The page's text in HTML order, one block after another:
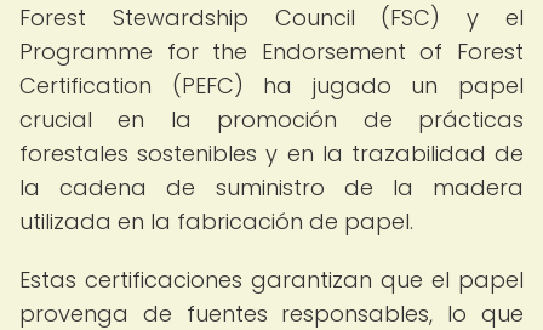
Forest Stewardship Council (FSC) y el
Programme for the Endorsement of Forest
Certification (PEFC) ha jugado un papel
crucial en la promoción de prácticas
forestales sostenibles y en la trazabilidad de
la cadena de suministro de la madera
utilizada en la fabricación de papel.
Estas certificaciones garantizan que el papel
provenga de fuentes responsables, lo que